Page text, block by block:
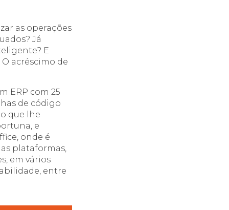
as operações
Já
E
acréscimo de
ERP com 25
de código
que lhe
e
onde é
plataformas,
em vários
entre